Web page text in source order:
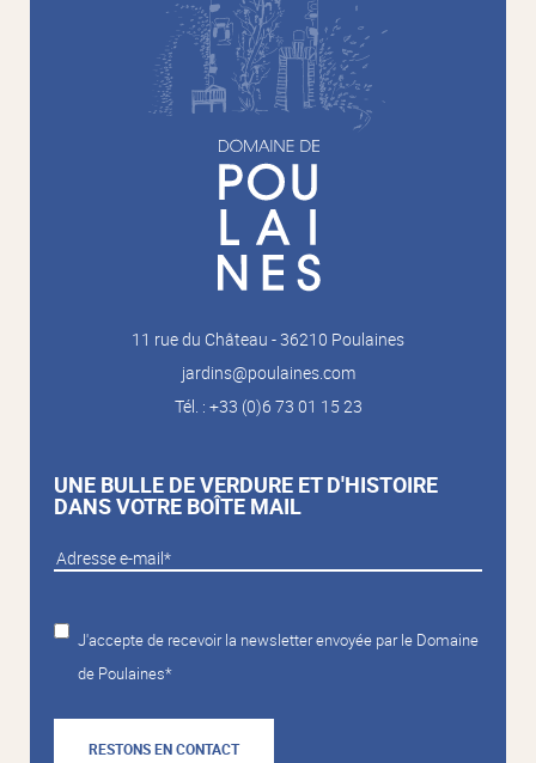
11 rue du Château - 36210 Poulaines
jardins@poulaines.com
Tél. : +33 (0)6 73 01 15 23
UNE BULLE DE VERDURE ET D'HISTOIRE
DANS VOTRE BOÎTE MAIL
J'accepte de recevoir la newsletter envoyée par le Domaine
de Poulaines*
RESTONS EN CONTACT